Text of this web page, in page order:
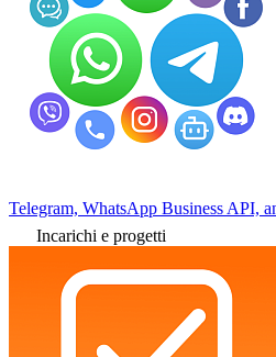
Telegram, WhatsApp Business API,
Incarichi e progetti